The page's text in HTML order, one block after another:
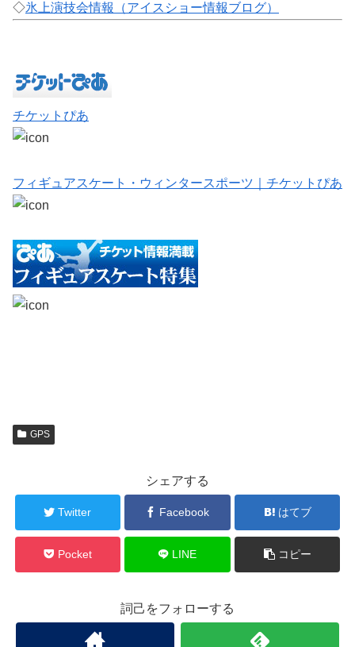
◇氷上演技会情報（アイスショー情報ブログ）
チケットぴあ
フィギュアスケート・ウィンタースポーツ｜チケットぴあ
GPS
シェアする
Twitter Facebook はてブ
Pocket LINE コピー
詞己をフォローする